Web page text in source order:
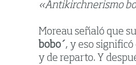
«Antikirchnerismo
Moreau señaló que
bobo´ , y eso
y de reparto. Y